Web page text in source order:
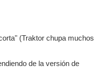
(Traktor chupa muchos
de la versión de